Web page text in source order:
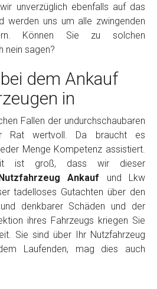
unverzüglich ebenfalls auf das
werden uns um alle zwingenden
Können Sie zu solchen
nein sagen?
dem Ankauf
in
Fallen der undurchschaubaren
Rat wertvoll. Da braucht es
Menge Kompetenz assistiert.
ist groß, dass wir dieser
Ankauf und Lkw
tadelloses Gutachten über den
denkbarer Schäden und der
ihres Fahrzeugs kriegen Sie
Sie sind über Ihr Nutzfahrzeug
Laufenden, mag dies auch